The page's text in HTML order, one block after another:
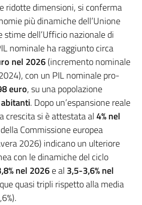
ridotte dimensioni, si conferma
più dinamiche dell’Unione
stime dell’Ufficio nazionale di
nominale ha raggiunto circa
nel 2026(incremento nominale
con un PIL nominale pro-
euro, su una popolazione
. Dopo un’espansione reale
crescita si è attestata al4% nel
Commissione europea
2026) indicano un ulteriore
con le dinamiche del ciclo
nel 2026e al 3,5-3,6% nel
quasi tripli rispetto alla media